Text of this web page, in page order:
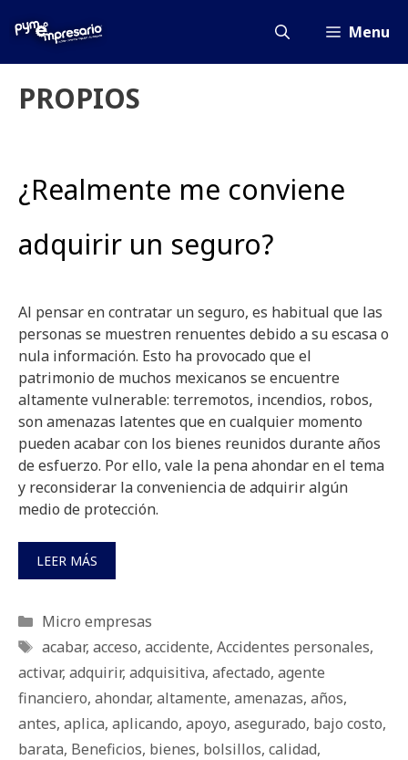
Menu
PROPIOS
¿Realmente me conviene
adquirir un seguro?
Al pensar en contratar un seguro, es habitual que las
personas se muestren renuentes debido a su escasa o
nula información. Esto ha provocado que el
patrimonio de muchos mexicanos se encuentre
altamente vulnerable: terremotos, incendios, robos,
son amenazas latentes que en cualquier momento
pueden acabar con los bienes reunidos durante años
de esfuerzo. Por ello, vale la pena ahondar en el tema
y reconsiderar la conveniencia de adquirir algún
medio de protección.
LEER MÁS
Categorías
Micro empresas
Etiquetas
acabar, acceso, accidente, Accidentes personales,
activar, adquirir, adquisitiva, afectado, agente
financiero, ahondar, altamente, amenazas, años,
antes, aplica, aplicando, apoyo, asegurado, bajo costo,
barata, Beneficios, bienes, bolsillos, calidad,